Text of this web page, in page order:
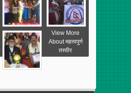
View More
About महत्वपुर्ण
तस्वीर